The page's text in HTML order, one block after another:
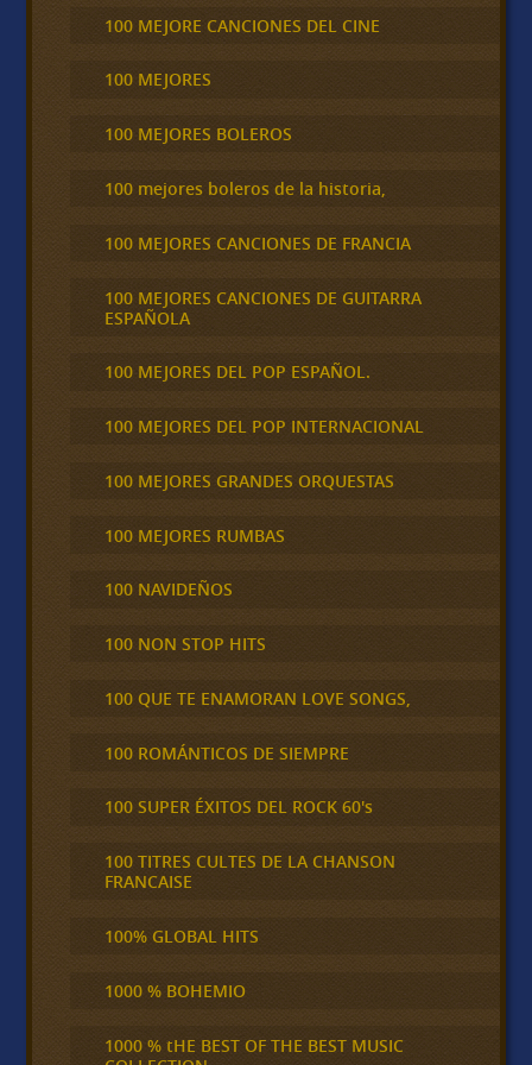
100 MEJORE CANCIONES DEL CINE
100 MEJORES
100 MEJORES BOLEROS
100 mejores boleros de la historia,
100 MEJORES CANCIONES DE FRANCIA
100 MEJORES CANCIONES DE GUITARRA
ESPAÑOLA
100 MEJORES DEL POP ESPAÑOL.
100 MEJORES DEL POP INTERNACIONAL
100 MEJORES GRANDES ORQUESTAS
100 MEJORES RUMBAS
100 NAVIDEÑOS
100 NON STOP HITS
100 QUE TE ENAMORAN LOVE SONGS,
100 ROMÁNTICOS DE SIEMPRE
100 SUPER ÉXITOS DEL ROCK 60's
100 TITRES CULTES DE LA CHANSON
FRANCAISE
100% GLOBAL HITS
1000 % BOHEMIO
1000 % tHE BEST OF THE BEST MUSIC